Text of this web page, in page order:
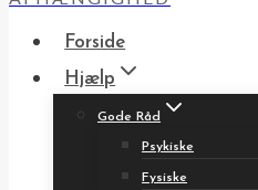
Forside
Hjælp
Gode Råd
Psykiske
Fysiske